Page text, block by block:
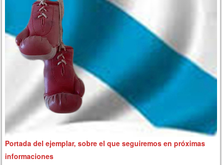
Portada del ejemplar, sobre el que seguiremos en próximas
informaciones